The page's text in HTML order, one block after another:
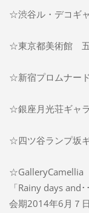
☆渋谷ル・デコギ
☆東京都美術館
☆新宿プロムナ
☆銀座月光荘ギ
☆四ツ谷ランプ坂
☆GalleryCamellia
「Rainy days and･･
会期2014年6月７